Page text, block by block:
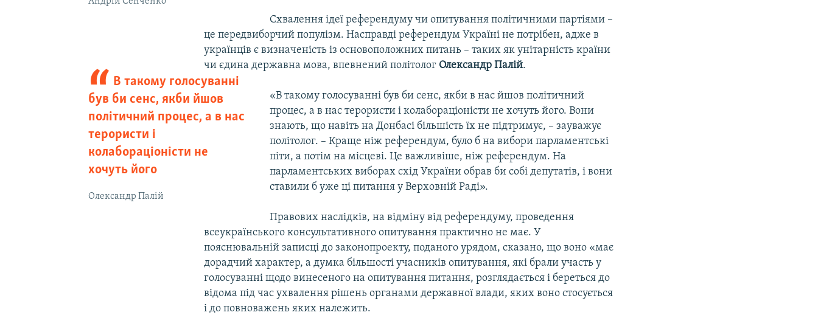
Схвалення ідеї референдуму чи опитування політичними партіями –
це передвиборчий популізм. Насправді референдум Україні не потрібен, адже в
українців є визначеність із основоположних питань – таких як унітарність країни
чи єдина державна мова, впевнений політолог Олександр Палій.
В такому голосуванні
був би сенс, якби йшов
політичний процес, а в нас
терористи і
колабораціоністи не
хочуть його
Олександр Палій
«В такому голосуванні був би сенс, якби в нас йшов політичний
процес, а в нас терористи і колабораціоністи не хочуть його. Вони
знають, що навіть на Донбасі більшість їх не підтримує, – зауважує
політолог. – Краще ніж референдум, було б на вибори парламентські
піти, а потім на місцеві. Це важливіше, ніж референдум. На
парламентських виборах схід України обрав би собі депутатів, і вони
ставили б уже ці питання у Верховній Раді».
Правових наслідків, на відміну від референдуму, проведення
всеукраїнського консультативного опитування практично не має. У
пояснювальній записці до законопроекту, поданого урядом, сказано, що воно «має
дорадчий характер, а думка більшості учасників опитування, які брали участь у
голосуванні щодо винесеного на опитування питання, розглядається і береться до
відома під час ухвалення рішень органами державної влади, яких воно стосується
і до повноважень яких належить.